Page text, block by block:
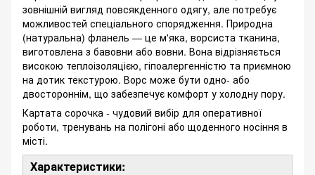
зовнішній вигляд повсякденного одягу, але потребує
можливостей спеціального спорядження. Природна
(натуральна) фланель — це м'яка, ворсиста тканина,
виготовлена з бавовни або вовни. Вона відрізняється
високою теплоізоляцією, гіпоалергенністю та приємною
на дотик текстурою. Ворс може бути одно- або
двостороннім, що забезпечує комфорт у холодну пору.
Картата сорочка - чудовий вибір для оперативної
роботи, тренувань на полігоні або щоденного носіння в
місті.
Характеристики: